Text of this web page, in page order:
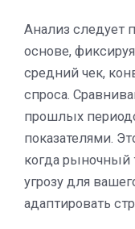
Анализ следует
основе,
средний чек,
спроса.
прошлых
показателями.
когда рыночный
угрозу для
адаптировать